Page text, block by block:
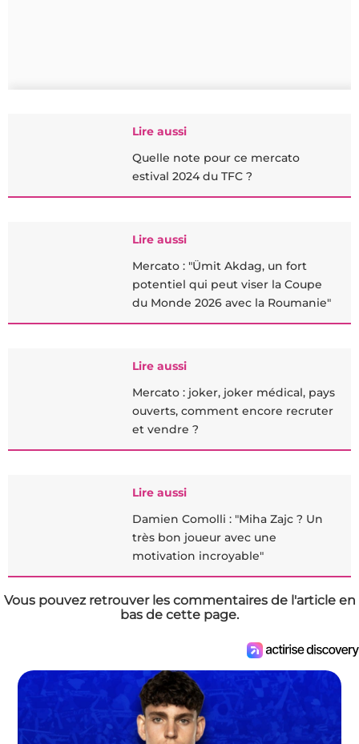
Lire aussi
Quelle note pour ce mercato
estival 2024 du TFC ?
Lire aussi
Mercato : "Ümit Akdag, un fort
potentiel qui peut viser la Coupe
du Monde 2026 avec la Roumanie"
Lire aussi
Mercato : joker, joker médical, pays
ouverts, comment encore recruter
et vendre ?
Lire aussi
Damien Comolli : "Miha Zajc ? Un
très bon joueur avec une
motivation incroyable"
Vous pouvez retrouver les commentaires de l'article en
bas de cette page.